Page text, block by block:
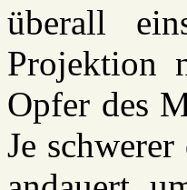
überall
Projektion
Opfer des
Je